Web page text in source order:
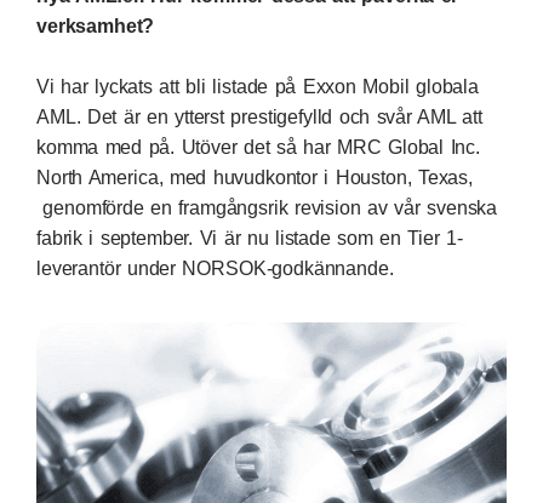
verksamhet?
Vi har lyckats att bli listade på Exxon Mobil globala
AML. Det är en ytterst prestigefylld och svår AML att
komma med på. Utöver det så har MRC Global Inc.
North America, med huvudkontor i Houston, Texas,
genomförde en framgångsrik revision av vår svenska
fabrik i september. Vi är nu listade som en Tier 1-
leverantör under NORSOK-godkännande.